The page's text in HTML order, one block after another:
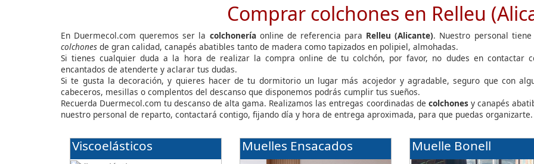
Comprar colchones en Relleu
En Duermecol.com queremos ser la colchoneríaonline de referencia para Relleu (Alicante). Nuestro personal
colchones de gran calidad, canapés abatibles tanto de madera como tapizados en polipiel, almohadas.
Si tienes cualquier duda a la hora de realizar la compra online de tu colchón, por favor, no dudes en contactar
encantados de atenderte y aclarar tus dudas.
Si te gusta la decoración, y quieres hacer de tu dormitorio un lugar más acojedor y agradable, seguro que con
cabeceros, mesillas o complentos del descanso que disponemos podrás cumplir tus sueños.
Recuerda Duermecol.com tu descanso de alta gama. Realizamos las entregas coordinadas de colchonesy canapés
nuestro personal de reparto, contactará contigo, fijando día y hora de entrega aproximada, para que puedas organizarte.
Viscoelásticos Muelles Ensacados Muelle Bonell